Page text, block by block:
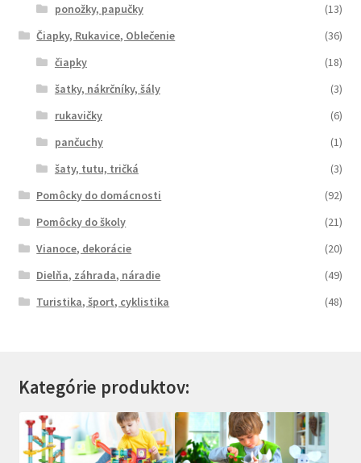
ponožky, papučky
(13)
Čiapky, Rukavice, Oblečenie
(36)
čiapky
(18)
šatky, nákrčníky, šály
(3)
rukavičky
(6)
pančuchy
(1)
šaty, tutu, tričká
(3)
Pomôcky do domácnosti
(92)
Pomôcky do školy
(21)
Vianoce, dekorácie
(20)
Dielňa, záhrada, náradie
(49)
Turistika, šport, cyklistika
(48)
Kategórie produktov: